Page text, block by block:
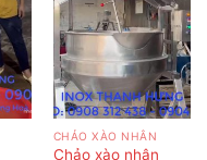
CHẢO XÀO NHÂN
Chảo xào nhân